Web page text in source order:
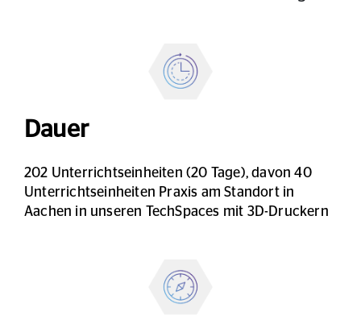
Dauer
202 Unterrichtseinheiten (20 Tage), davon 40
Unterrichtseinheiten Praxis am Standort in
Aachen in unseren TechSpaces mit 3D-Druckern